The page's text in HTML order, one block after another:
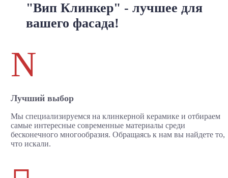
"Вип Клинкер" - лучшее для
вашего фасада!
N
Лучший выбор
Мы специализируемся на клинкерной керамике и отбираем
самые интересные современные материалы среди
бесконечного многообразия. Обращаясь к нам вы найдете то,
что искали.